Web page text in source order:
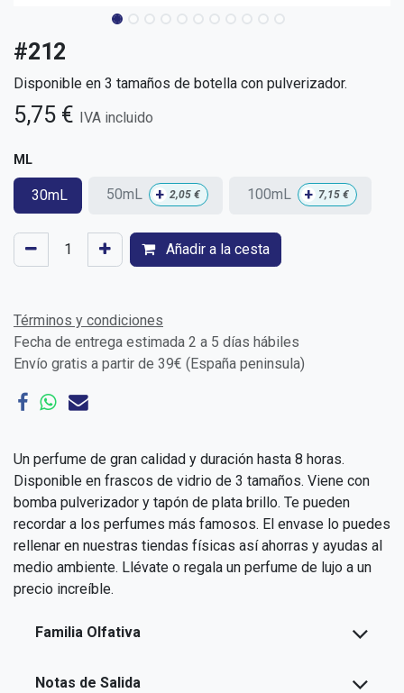
#212
Disponible en 3 tamaños de botella con pulverizador.
5,75 € IVA incluido
ML
30mL 50mL + 2,05 € 100mL + 7,15 €
Añadir a la cesta
Términos y condiciones
Fecha de entrega estimada 2 a 5 días hábiles
Envío gratis a partir de 39€ (España peninsula)
Un perfume de gran calidad y duración hasta 8 horas.
Disponible en frascos de vidrio de 3 tamaños. Viene con
bomba pulverizador y tapón de plata brillo. Te pueden
recordar a los perfumes más famosos. El envase lo puedes
rellenar en nuestras tiendas físicas así ahorras y ayudas al
medio ambiente. Llévate o regala un perfume de lujo a un
precio increíble.
Familia Olfativa
Notas de Salida